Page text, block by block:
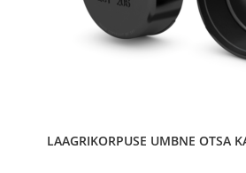
LAAGRIKORPUSE UMBNE OTSA